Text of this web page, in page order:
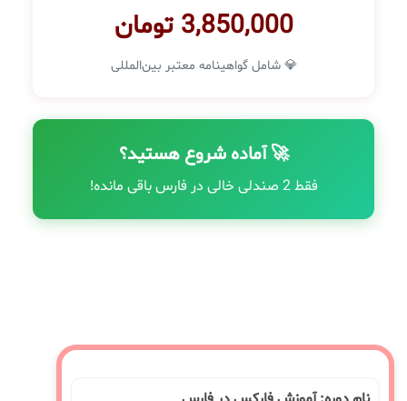
3,850,000 تومان
💎 شامل گواهینامه معتبر بین‌المللی
🚀 آماده شروع هستید؟
فقط 2 صندلی خالی در فارس باقی مانده!